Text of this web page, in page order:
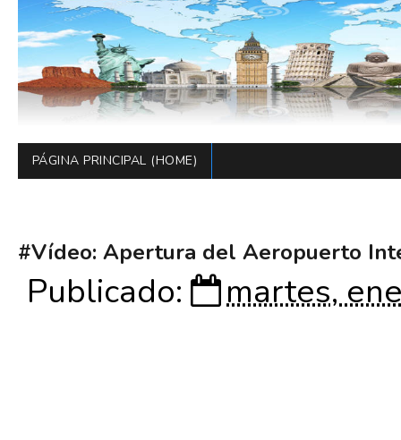
PÁGINA PRINCIPAL (HOME)
#Vídeo: Apertura del Aeropuerto
Publicado: martes,